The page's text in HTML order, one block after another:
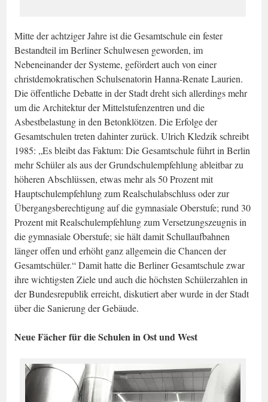
Mitte der achtziger Jahre ist die Gesamtschule ein fester
Bestandteil im Berliner Schulwesen geworden, im
Nebeneinander der Systeme, gefördert auch von einer
christdemokratischen Schulsenatorin Hanna-Renate Laurien.
Die öffentliche Debatte in der Stadt dreht sich allerdings mehr
um die Architektur der Mittelstufenzentren und die
Asbestbelastung in den Betonklötzen. Die Erfolge der
Gesamtschulen treten dahinter zurück. Ulrich Kledzik schreibt
1985: „Es bleibt das Faktum: Die Gesamtschule führt in Berlin
mehr Schüler als aus der Grundschulempfehlung ableitbar zu
höheren Abschlüssen, etwas mehr als 50 Prozent mit
Hauptschulempfehlung zum Realschulabschluss oder zur
Übergangsberechtigung auf die gymnasiale Oberstufe; rund 30
Prozent mit Realschulempfehlung zum Versetzungszeugnis in
die gymnasiale Oberstufe; sie hält damit Schullaufbahnen
länger offen und erhöht ganz allgemein die Chancen der
Gesamtschüler.“ Damit hatte die Berliner Gesamtschule zwar
ihre wichtigsten Ziele und auch die höchsten Schülerzahlen in
der Bundesrepublik erreicht, diskutiert aber wurde in der Stadt
über die Sanierung der Gebäude.
Neue Fächer für die Schulen in Ost und West